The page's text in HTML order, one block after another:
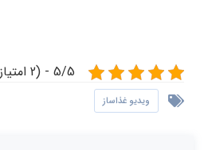
5/5 - (2 امتیاز)
ویدیو غذاساز